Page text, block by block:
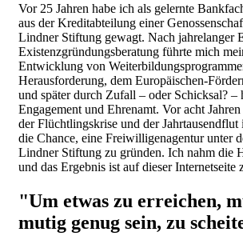
Vor 25 Jahren habe ich als gelernte
aus der Kreditabteilung einer
Lindner Stiftung gewagt. Nach jahrelanger
Existenzgründungsberatung führte mich
Entwicklung von
Herausforderung, dem Europäischen-
und später durch Zufall – oder Schicksal? –
Engagement und Ehrenamt. Vor acht
der Flüchtlingskrise und der Jahrtausendflut
die Chance, eine Freiwilligenagentur unter
Lindner Stiftung zu gründen. Ich nahm die
und das Ergebnis ist auf dieser Internetseite
"Um etwas zu erreichen,
mutig genug sein, zu